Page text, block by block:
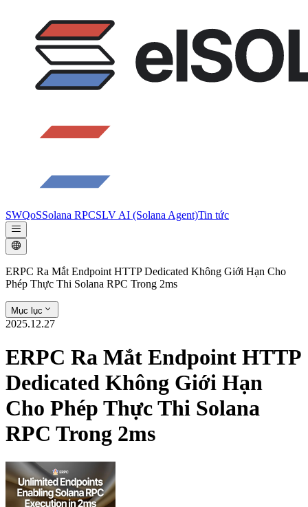
SWQoSSolana RPCSLV AI (Solana Agent)Tin tức
ERPC Ra Mắt Endpoint HTTP Dedicated Không Giới Hạn Cho
Phép Thực Thi Solana RPC Trong 2ms
Mục lục
2025.12.27
ERPC Ra Mắt Endpoint HTTP
Dedicated Không Giới Hạn
Cho Phép Thực Thi Solana
RPC Trong 2ms